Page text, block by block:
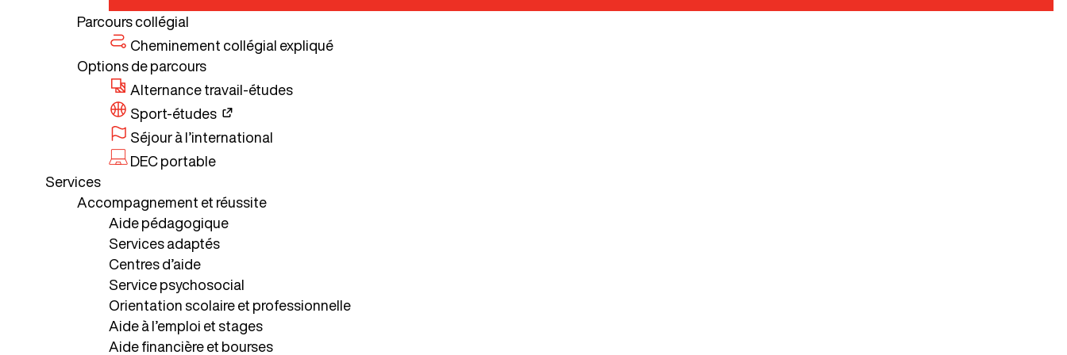
Parcours collégial
Cheminement collégial expliqué
Options de parcours
Alternance travail-études
Sport-études
Séjour à l’international
DEC portable
Services
Accompagnement et réussite
Aide pédagogique
Services adaptés
Centres d’aide
Service psychosocial
Orientation scolaire et professionnelle
Aide à l’emploi et stages
Aide financière et bourses